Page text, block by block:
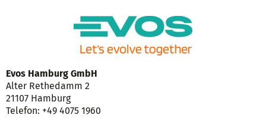
Evos Hamburg GmbH
Alter Rethedamm 2
21107 Hamburg
Telefon: +49 4075 1960